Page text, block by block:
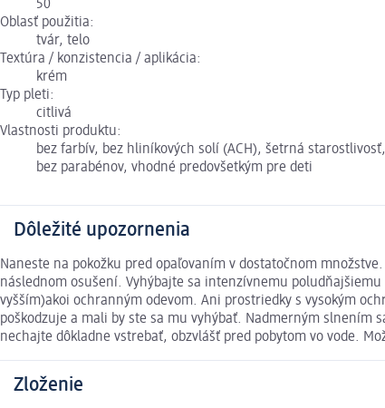
50
Oblasť použitia:
tvár, telo
Textúra / konzistencia / aplikácia:
krém
Typ pleti:
citlivá
Vlastnosti produktu:
bez farbív, bez hliníkových solí (ACH), šetrná
bez parabénov, vhodné predovšetkým pre deti
Dôležité upozornenia
Naneste na pokožku pred opaľovaním v dostatočnom
následnom osušení. Vyhýbajte sa intenzívnemu
vyšším)akoi ochranným odevom. Ani prostriedky s vysokým
poškodzuje a mali by ste sa mu vyhýbať. Nadmerným slnením
nechajte dôkladne vstrebať, obzvlášť pred pobytom vo vode.
Zloženie